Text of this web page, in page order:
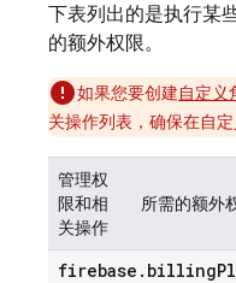
下表列出的是执行某
的额外权限。
如果您要创建自定义
关操作列表，确保在自
管理权
限和相
关操作
所需的额外
firebase . billing